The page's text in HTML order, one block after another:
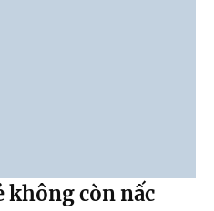
còn nấc